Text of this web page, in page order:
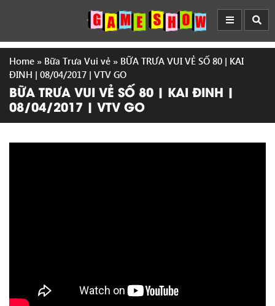
Home » Bữa Trưa Vui vẻ » BỮA TRƯA VUI VẺ SỐ 80 | KAI
ĐINH | 08/04/2017 | VTV GO
BỮA TRƯA VUI VẺ SỐ 80 | KAI ĐINH |
08/04/2017 | VTV GO